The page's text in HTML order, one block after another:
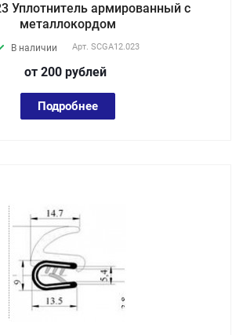
Уплотнитель армированный с
металлокордом
В наличии Арт. SCGA12.023
от 200 рублей
Подробнее